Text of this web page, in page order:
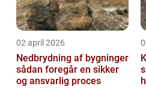
02 april 2026
Nedbrydning af bygninger
sådan foregår en sikker
og ansvarlig proces